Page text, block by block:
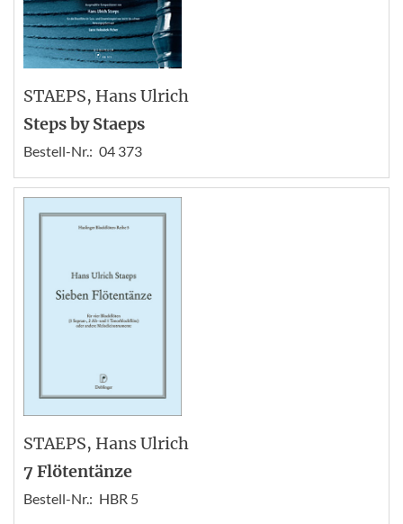
STAEPS, Hans Ulrich
Steps by Staeps
Bestell-Nr.: 04 373
STAEPS, Hans Ulrich
7 Flötentänze
Bestell-Nr.: HBR 5